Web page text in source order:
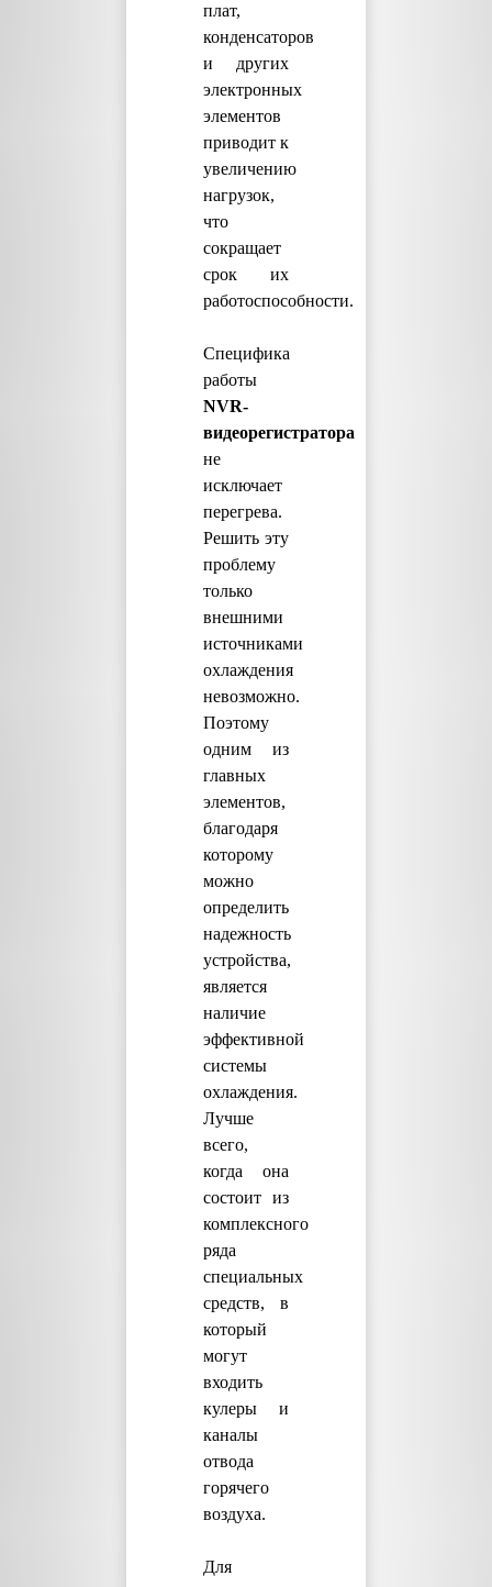
плат,
конденсаторов
и других
электронных
элементов
приводит к
увеличению
нагрузок,
что
сокращает
срок их
работоспособности.
Специфика
работы
NVR-
видеорегистратора
не
исключает
перегрева.
Решить эту
проблему
только
внешними
источниками
охлаждения
невозможно.
Поэтому
одним из
главных
элементов,
благодаря
которому
можно
определить
надежность
устройства,
является
наличие
эффективной
системы
охлаждения.
Лучше
всего,
когда она
состоит из
комплексного
ряда
специальных
средств, в
который
могут
входить
кулеры и
каналы
отвода
горячего
воздуха.
Для